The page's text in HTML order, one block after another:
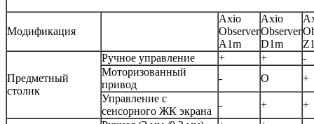
Модификация
Axio
Observer
A1m
Axio
Observer
D1m
Предметный
столик
Ручное управление + +
-
Моторизованный
привод
- O
+
Управление с
сенсорного ЖК экрана
- +
+